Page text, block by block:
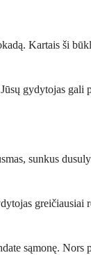
Kartais ši
gydytojas
sunkus
sąmonę.